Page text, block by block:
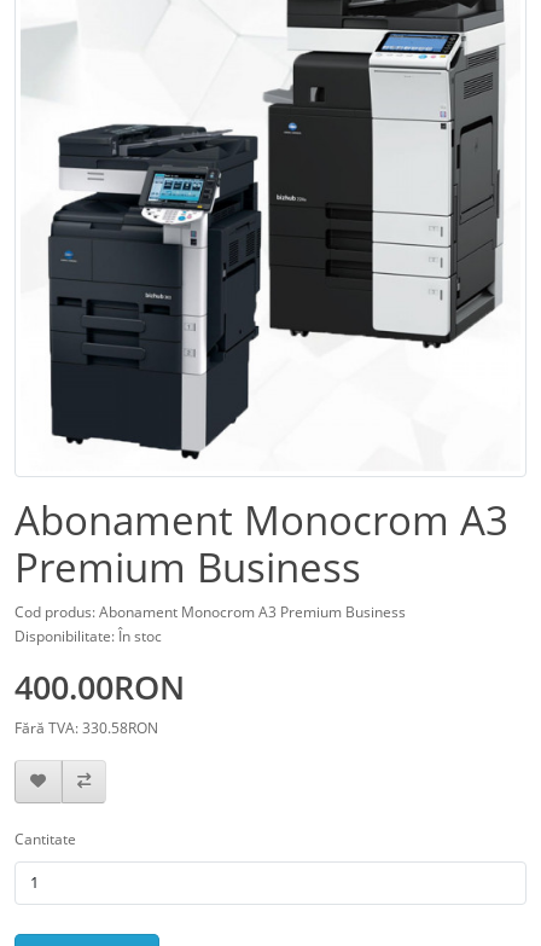
Abonament Monocrom A3
Premium Business
Cod produs: Abonament Monocrom A3 Premium Business
Disponibilitate: În stoc
400.00RON
Fără TVA: 330.58RON
Cantitate